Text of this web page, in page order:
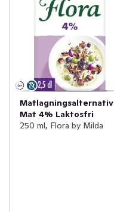
Matlagningsalternativ
Mat 4% Laktosfri
250 ml, Flora by Milda